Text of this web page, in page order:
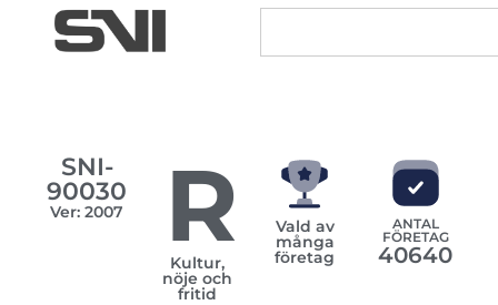
SNI-
90030
Ver: 2007 R
Kultur,
nöje och
fritid
Vald av
många
företag
ANTAL
FÖRETAG
40640